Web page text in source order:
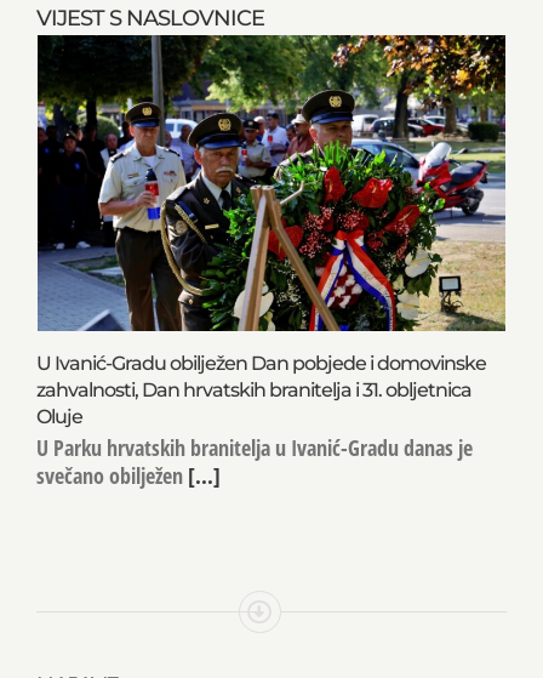
VIJEST S NASLOVNICE
U Ivanić-Gradu obilježen Dan pobjede i domovinske
zahvalnosti, Dan hrvatskih branitelja i 31. obljetnica
Oluje
U Parku hrvatskih branitelja u Ivanić-Gradu danas je
svečano obilježen [...]